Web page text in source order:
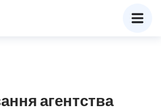
агентства